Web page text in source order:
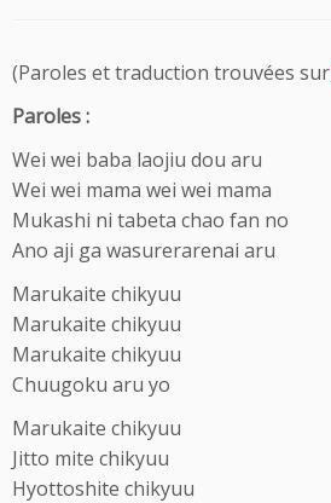
(Paroles et traduction trouvées sur
Paroles :
Wei wei baba laojiu dou aru
Wei wei mama wei wei mama
Mukashi ni tabeta chao fan no
Ano aji ga wasurerarenai aru
Marukaite chikyuu
Marukaite chikyuu
Marukaite chikyuu
Chuugoku aru yo
Marukaite chikyuu
Jitto mite chikyuu
Hyottoshite chikyuu